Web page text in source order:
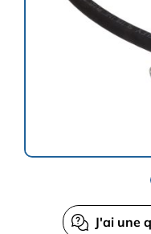
J'ai une